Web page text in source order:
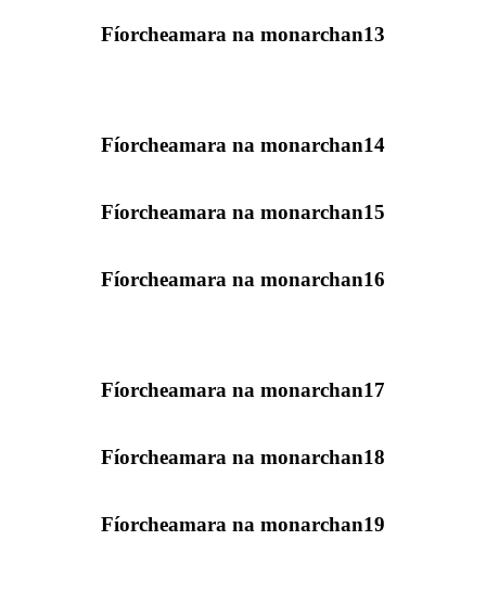
Fíorcheamara na monarchan13
Fíorcheamara na monarchan14
Fíorcheamara na monarchan15
Fíorcheamara na monarchan16
Fíorcheamara na monarchan17
Fíorcheamara na monarchan18
Fíorcheamara na monarchan19